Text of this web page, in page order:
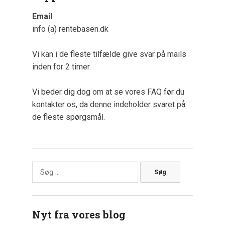
Email
info (a) rentebasen.dk
Vi kan i de fleste tilfælde give svar på mails
inden for 2 timer.
Vi beder dig dog om at se vores FAQ før du
kontakter os, da denne indeholder svaret på
de fleste spørgsmål.
Søg
efter:
Nyt fra vores blog